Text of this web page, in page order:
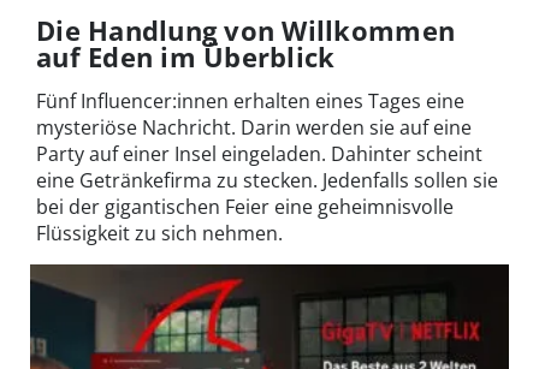
Die Handlung von Willkommen
auf Eden im Überblick
Fünf Influencer:innen erhalten eines Tages eine
mysteriöse Nachricht. Darin werden sie auf eine
Party auf einer Insel eingeladen. Dahinter scheint
eine Getränkefirma zu stecken. Jedenfalls sollen sie
bei der gigantischen Feier eine geheimnisvolle
Flüssigkeit zu sich nehmen.